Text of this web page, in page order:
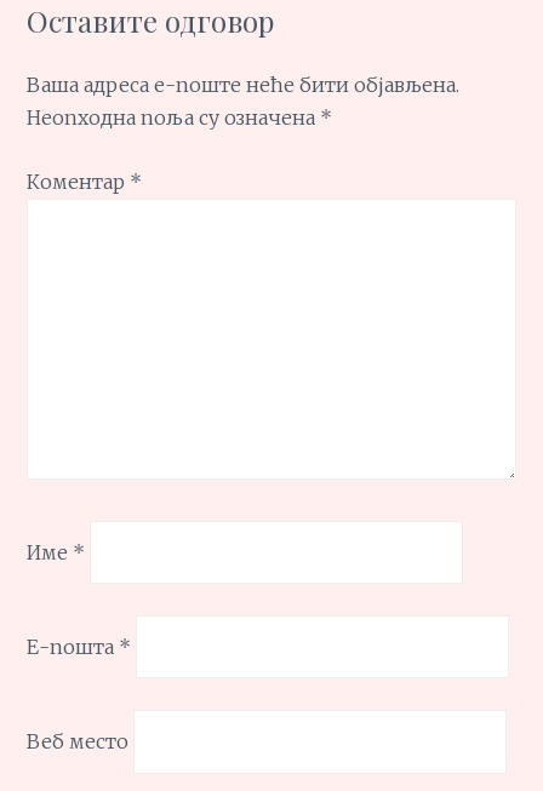
Оставите одговор
Ваша адреса е-поште неће бити објављена.
Неопходна поља су означена *
Коментар *
Име *
Е-пошта *
Веб место